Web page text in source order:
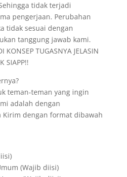
tidak terjadi
pengerjaan. Perubahan
tidak sesuai dengan
tanggung jawab kami.
KONSEP TUGASNYA JELASIN
SIAPP!!
teman-teman yang ingin
adalah dengan
Kirim dengan format dibawah
(Wajib diisi)